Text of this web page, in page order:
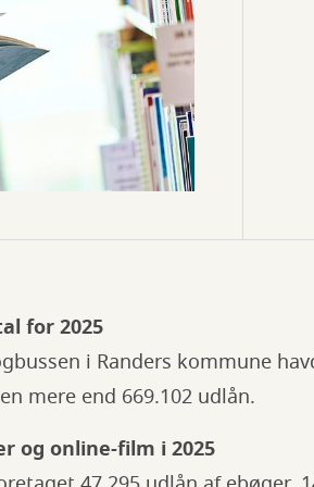
for 2025
i Randers kommune
mere end 669.102 udlån.
og online-film i 2025